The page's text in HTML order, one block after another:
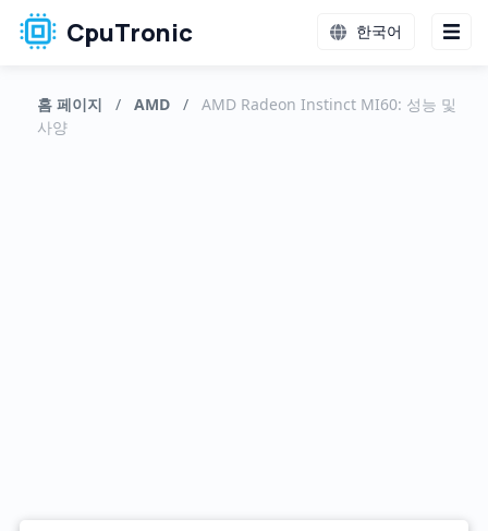
CpuTronic 한국어
홈 페이지 / AMD /
AMD Radeon Instinct MI60: 성능 및
사양